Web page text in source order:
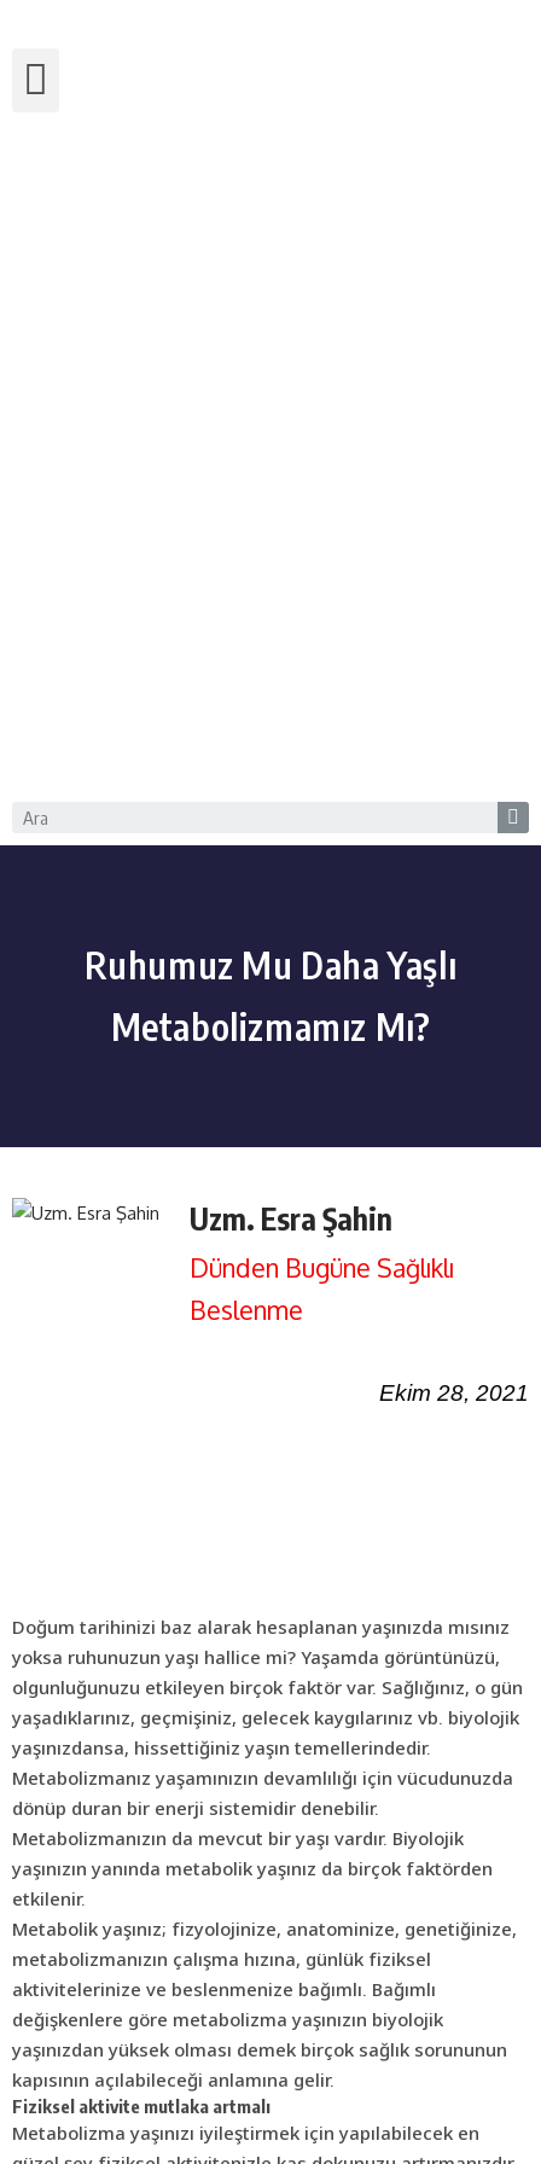
Ruhumuz Mu Daha Yaşlı
Metabolizmamız Mı?
Uzm. Esra Şahin
Dünden Bugüne Sağlıklı
Beslenme
Ekim 28, 2021
Doğum tarihinizi baz alarak hesaplanan yaşınızda mısınız
yoksa ruhunuzun yaşı hallice mi? Yaşamda görüntünüzü,
olgunluğunuzu etkileyen birçok faktör var. Sağlığınız, o gün
yaşadıklarınız, geçmişiniz, gelecek kaygılarınız vb. biyolojik
yaşınızdansa, hissettiğiniz yaşın temellerindedir.
Metabolizmanız yaşamınızın devamlılığı için vücudunuzda
dönüp duran bir enerji sistemidir denebilir.
Metabolizmanızın da mevcut bir yaşı vardır. Biyolojik
yaşınızın yanında metabolik yaşınız da birçok faktörden
etkilenir.
Metabolik yaşınız; fizyolojinize, anatominize, genetiğinize,
metabolizmanızın çalışma hızına, günlük fiziksel
aktivitelerinize ve beslenmenize bağımlı. Bağımlı
değişkenlere göre metabolizma yaşınızın biyolojik
yaşınızdan yüksek olması demek birçok sağlık sorununun
kapısının açılabileceği anlamına gelir.
Fiziksel aktivite mutlaka artmalı
Metabolizma yaşınızı iyileştirmek için yapılabilecek en